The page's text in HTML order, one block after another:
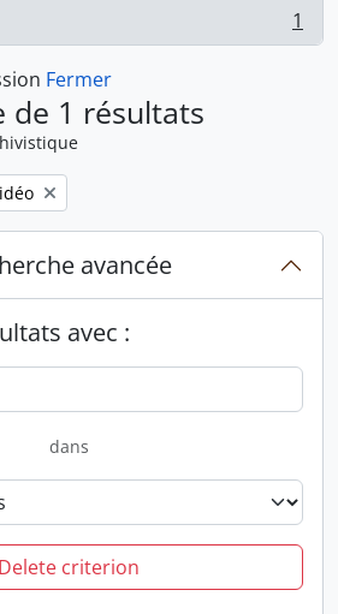
1
Fermer
de 1 résultats
filter:
avancée
avec :
dans
Delete criterion